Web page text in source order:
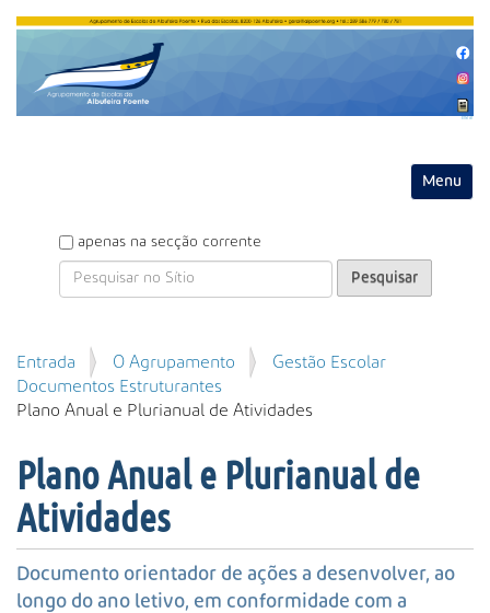
Toggle
P
e
i
s
a
apenas na secção corrente
P
e
s
a
A
v
a
Entrada O Agrupamento
Gestão Escolar
Documentos Estruturantes
Plano Anual e Plurianual de Atividades
Plano Anual e Plurianual de
Atividades
Documento orientador de ações a desenvolver, ao
longo do ano letivo, em conformidade com a